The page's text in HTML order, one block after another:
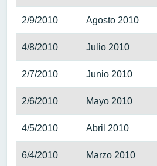
2/9/2010 Agosto 2010
4/8/2010 Julio 2010
2/7/2010 Junio 2010
2/6/2010 Mayo 2010
4/5/2010 Abril 2010
6/4/2010 Marzo 2010